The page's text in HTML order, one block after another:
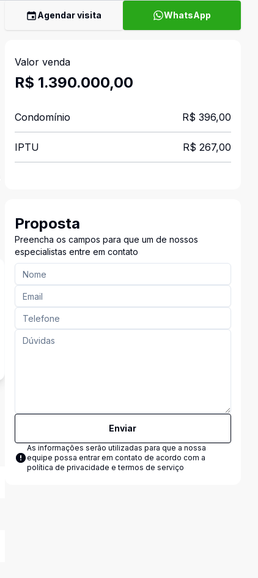
Agendar visita WhatsApp
Valor venda
R$ 1.390.000,00
Condomínio R$ 396,00
IPTU R$ 267,00
Proposta
Preencha os campos para que um de nossos
especialistas entre em contato
Enviar
As informações serão utilizadas para que a nossa
equipe possa entrar em contato de acordo com a
política de privacidade e termos de serviço